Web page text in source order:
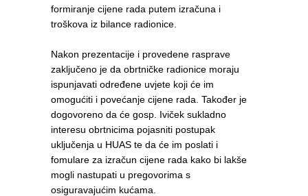
formiranje cijene rada putem izračuna i
troškova iz bilance radionice.
Nakon prezentacije i provedene rasprave
zaključeno je da obrtničke radionice moraju
ispunjavati određene uvjete koji će im
omogućiti i povećanje cijene rada. Također je
dogovoreno da će gosp. Iviček sukladno
interesu obrtnicima pojasniti postupak
uključenja u HUAS te da će im poslati i
fomulare za izračun cijene rada kako bi lakše
mogli nastupati u pregovorima s
osiguravajućim kućama.